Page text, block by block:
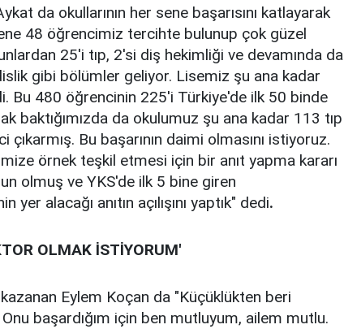
da okullarının her sene başarısını katlayarak
48 öğrencimiz tercihte bulunup çok güzel
25'i tıp, 2'si diş hekimliği ve devamında da
gibi bölümler geliyor. Lisemiz şu ana kadar
Bu 480 öğrencinin 225'i Türkiye'de ilk 50 binde
baktığımızda da okulumuz şu ana kadar 113 tıp
Bu başarının daimi olmasını istiyoruz.
örnek teşkil etmesi için bir anıt yapma kararı
olmuş ve YKS'de ilk 5 bine giren
alacağı anıtın açılışını yaptık" dedi.
OLMAK İSTİYORUM'
Eylem Koçan da "Küçüklükten beri
başardığım için ben mutluyum, ailem mutlu.